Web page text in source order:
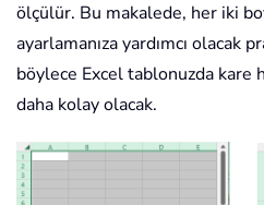
ölçülür. Bu makalede, her iki
ayarlamanıza yardımcı olacak
böylece Excel tablonuzda kare
daha kolay olacak.